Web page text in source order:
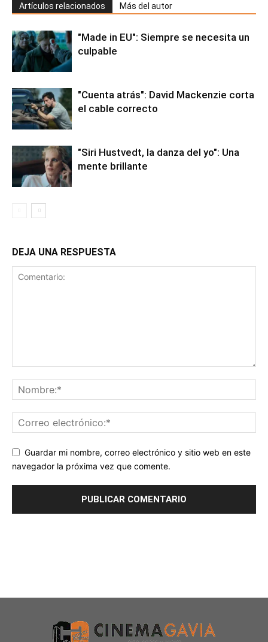
Artículos relacionados Más del autor
"Made in EU": Siempre se necesita un
culpable
"Cuenta atrás": David Mackenzie corta
el cable correcto
"Siri Hustvedt, la danza del yo": Una
mente brillante
DEJA UNA RESPUESTA
Guardar mi nombre, correo electrónico y sitio web en este
navegador la próxima vez que comente.